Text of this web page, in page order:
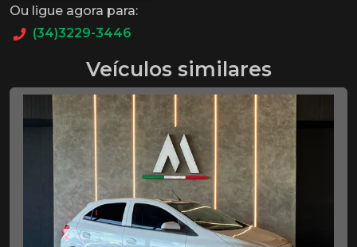
Ou ligue agora para:
(34)3229-3446
Veículos similares